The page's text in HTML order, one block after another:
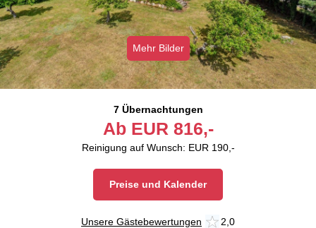
Mehr Bilder
7 Übernachtungen
Ab EUR 816,-
Reinigung auf Wunsch: EUR 190,-
Preise und Kalender
Unsere Gästebewertungen 2,0